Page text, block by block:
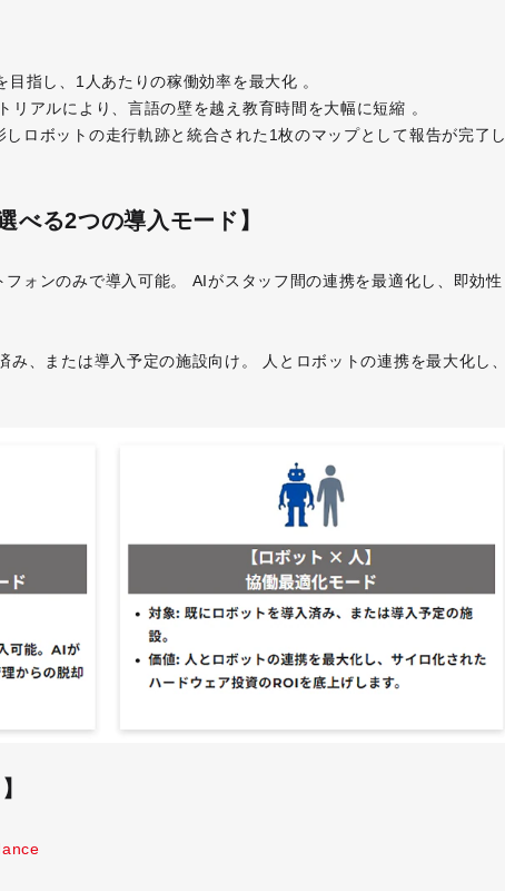
指し、1人あたりの稼働効率を最大化 。
アルにより、言語の壁を越え教育時間を大幅に短縮 。
ロボットの走行軌跡と統合された1枚のマップとして報告が完了し
べる2つの導入モード】
ォンのみで導入可能。 AIがスタッフ間の連携を最適化し、即効性
、または導入予定の施設向け。 人とロボットの連携を最大化し、